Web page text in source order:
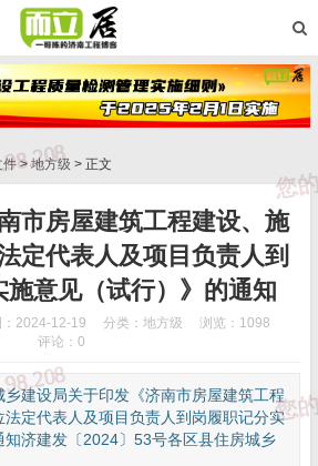
件>地方级 > 正文
市房屋建筑工程建设、施
定代表人及项目负责人到
施意见（试行）》的通知
：2024-12-19 分类： 地方级
浏览：1098
评论：0
建设局关于印发《济南市房屋建筑工程
定代表人及项目负责人到岗履职记分实
济建发〔2024〕53号各区县住房城乡